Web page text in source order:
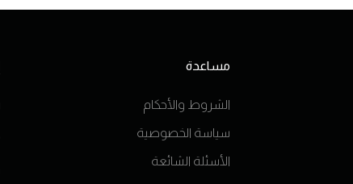
مساعدة
الشروط والأحكام
سياسة الخصوصية
الأسئلة الشائعة